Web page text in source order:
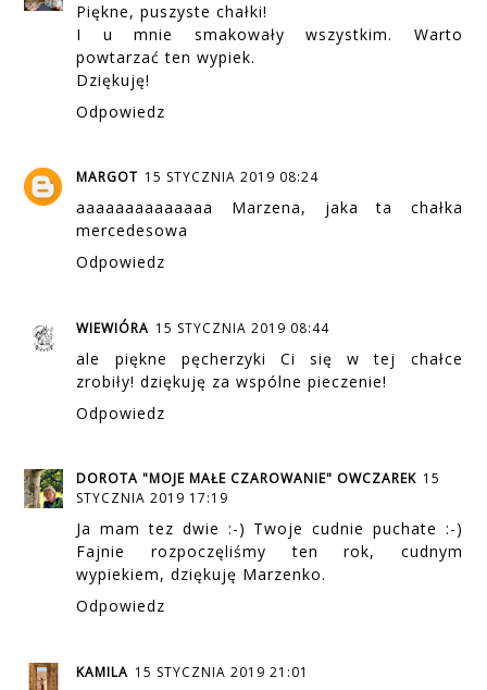
Piękne, puszyste chałki!
I u mnie smakowały wszystkim. Warto
powtarzać ten wypiek.
Dziękuję!
Odpowiedz
MARGOT 15 STYCZNIA 2019 08:24
aaaaaaaaaaaaaa Marzena, jaka ta chałka
mercedesowa
Odpowiedz
WIEWIÓRA 15 STYCZNIA 2019 08:44
ale piękne pęcherzyki Ci się w tej chałce
zrobiły! dziękuję za wspólne pieczenie!
Odpowiedz
DOROTA "MOJE MAŁE CZAROWANIE" OWCZAREK 15
STYCZNIA 2019 17:19
Ja mam tez dwie :-) Twoje cudnie puchate :-)
Fajnie rozpoczęliśmy ten rok, cudnym
wypiekiem, dziękuję Marzenko.
Odpowiedz
KAMILA 15 STYCZNIA 2019 21:01